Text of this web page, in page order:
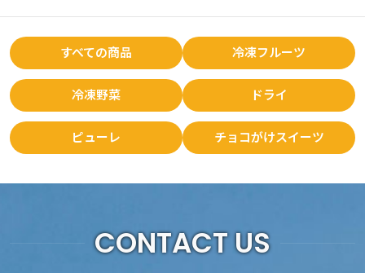
すべての商品 冷凍フルーツ
冷凍野菜 ドライ
ピューレ チョコがけスイーツ
CONTACT US